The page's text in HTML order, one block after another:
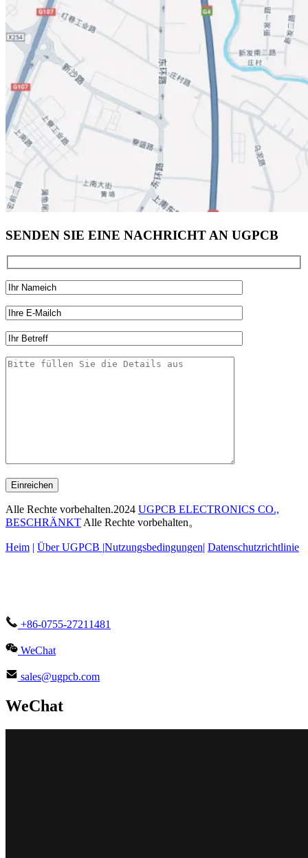
SENDEN SIE EINE NACHRICHT AN UGPCB
Einreichen
Alle Rechte vorbehalten.2024 UGPCB ELECTRONICS CO.,
BESCHRÄNKT Alle Rechte vorbehalten。
Heim | Über UGPCB |Nutzungsbedingungen| Datenschutzrichtlinie
+86-0755-27211481
WeChat
sales@ugpcb.com
WeChat